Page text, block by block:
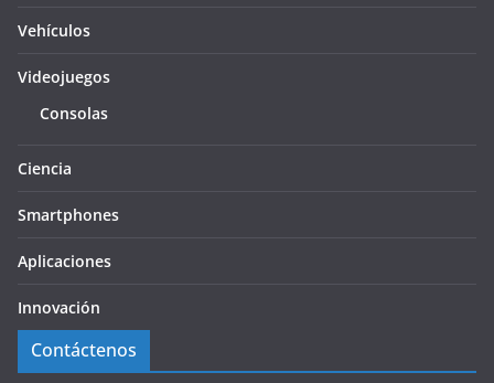
Vehículos
Videojuegos
Consolas
Ciencia
Smartphones
Aplicaciones
Innovación
Contáctenos